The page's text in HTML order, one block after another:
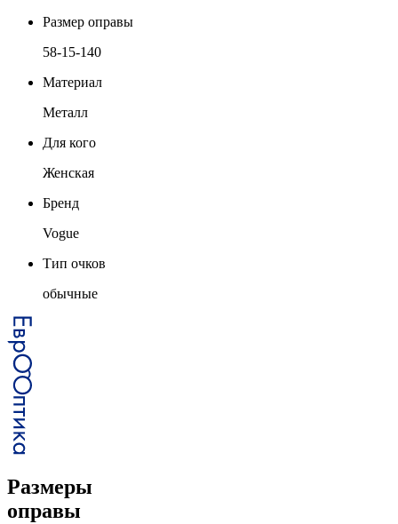
Размер оправы
58-15-140
Материал
Металл
Для кого
Женская
Бренд
Vogue
Тип очков
обычные
Размеры
оправы